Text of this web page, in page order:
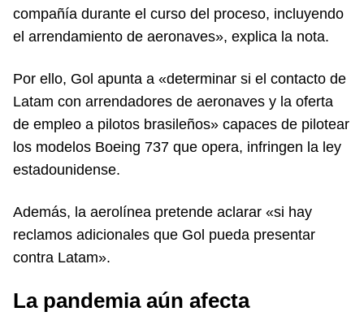
compañía durante el curso del proceso, incluyendo
el arrendamiento de aeronaves», explica la nota.
Por ello, Gol apunta a «determinar si el contacto de
Latam con arrendadores de aeronaves y la oferta
de empleo a pilotos brasileños» capaces de pilotear
los modelos Boeing 737 que opera, infringen la ley
estadounidense.
Además, la aerolínea pretende aclarar «si hay
reclamos adicionales que Gol pueda presentar
contra Latam».
La pandemia aún afecta